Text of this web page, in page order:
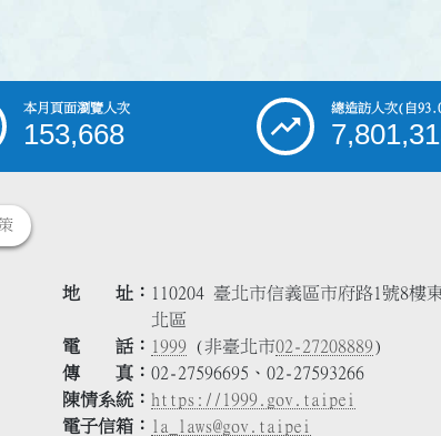
本月頁面瀏覽人次
153,668
總造訪人次(自
地 址
110204 臺北市信義區市府路1號8樓
北區
電 話
1999 (非臺北市02-27208889)
傳 真
02-27596695、02-27593266
陳情系統
https://1999.gov.taipei
電子信箱
la_laws@gov.taipei